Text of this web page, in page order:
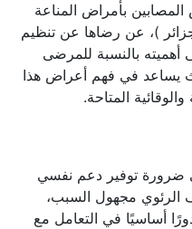
بأمراض المناعة
)، عن رضاها عن تنظيم
أهميته بالنسبة للمرضى
يساعد في فهم أعراض هذا
المتاحة.
ضرورة توفير دعم نفسي
الرئوي مجهول السبب،
أساسيًا في التعامل مع